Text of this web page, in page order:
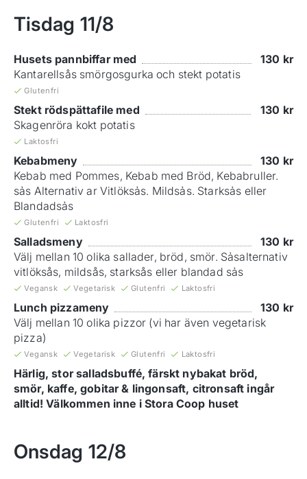
Tisdag 11/8
Husets pannbiffar med 130 kr
Kantarellsås smörgosgurka och stekt potatis
Glutenfri
Stekt rödspättafile med 130 kr
Skagenröra kokt potatis
Laktosfri
Kebabmeny 130 kr
Kebab med Pommes, Kebab med Bröd, Kebabruller.
sảs Alternativ ar Vitlöksảs. Mildsảs. Starksảs eller
Blandadsảs
Glutenfri Laktosfri
Salladsmeny 130 kr
Välj mellan 10 olika sallader, bröd, smör. Sảsalternativ
vitlöksås, mildsås, starksås eller blandad sảs
Vegansk Vegetarisk Glutenfri Laktosfri
Lunch pizzameny 130 kr
Välj mellan 10 olika pizzor (vi har även vegetarisk
pizza)
Vegansk Vegetarisk Glutenfri Laktosfri
Härlig, stor salladsbuffé, färskt nybakat bröd,
smör, kaffe, gobitar & lingonsaft, citronsaft ingår
alltid! Välkommen inne i Stora Coop huset
Onsdag 12/8